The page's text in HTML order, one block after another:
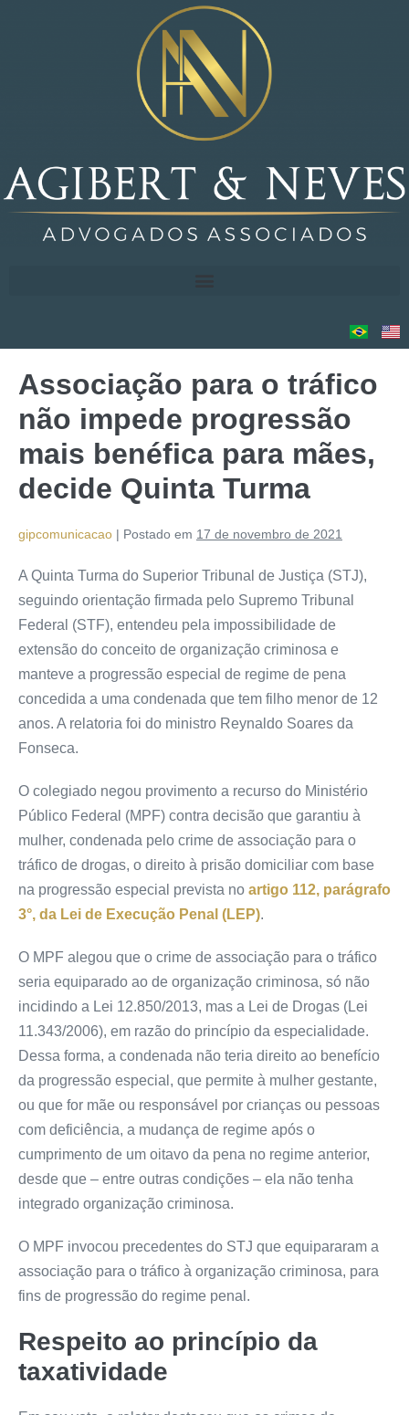
Associação para o tráfico
não impede progressão
mais benéfica para mães,
decide Quinta Turma
gipcomunicacao | Postado em 17 de novembro de 2021
A Quinta Turma do Superior Tribunal de Justiça (STJ),
seguindo orientação firmada pelo Supremo Tribunal
Federal (STF), entendeu pela impossibilidade de
extensão do conceito de organização criminosa e
manteve a progressão especial de regime de pena
concedida a uma condenada que tem filho menor de 12
anos. A relatoria foi do ministro Reynaldo Soares da
Fonseca.
O colegiado negou provimento a recurso do Ministério
Público Federal (MPF) contra decisão que garantiu à
mulher, condenada pelo crime de associação para o
tráfico de drogas, o direito à prisão domiciliar com base
na progressão especial prevista no artigo 112, parágrafo
3°, da Lei de Execução Penal (LEP).
O MPF alegou que o crime de associação para o tráfico
seria equiparado ao de organização criminosa, só não
incidindo a Lei 12.850/2013, mas a Lei de Drogas (Lei
11.343/2006), em razão do princípio da especialidade.
Dessa forma, a condenada não teria direito ao benefício
da progressão especial, que permite à mulher gestante,
ou que for mãe ou responsável por crianças ou pessoas
com deficiência, a mudança de regime após o
cumprimento de um oitavo da pena no regime anterior,
desde que – entre outras condições – ela não tenha
integrado organização criminosa.
O MPF invocou precedentes do STJ que equipararam a
associação para o tráfico à organização criminosa, para
fins de progressão do regime penal.
Respeito ao princípio da
taxatividade